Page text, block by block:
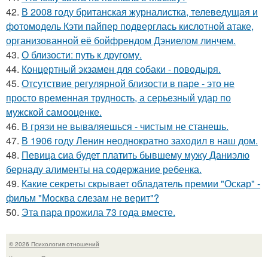
42. В 2008 году британская журналистка, телеведущая и
фотомодель Кэти пайпер подверглась кислотной атаке,
организованной её бойфрендом Дэниелом линчем.
43. О близости: путь к другому.
44. Концертный экзамен для собаки - поводыря.
45. Отсутствие регулярной близости в паре - это не
просто временная трудность, а серьезный удар по
мужской самооценке.
46. В грязи не вываляешься - чистым не станешь.
47. В 1906 году Ленин неоднократно заходил в наш дом.
48. Певица сиа будет платить бывшему мужу Даниэлю
бернаду алименты на содержание ребенка.
49. Какие секреты скрывает обладатель премии "Оскар" -
фильм "Москва слезам не верит"?
50. Эта пара прожила 73 года вместе.
© 2026 Психология отношений